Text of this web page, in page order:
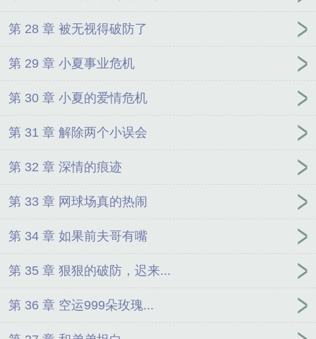
第 28 章 被无视得破防了
第 29 章 小夏事业危机
第 30 章 小夏的爱情危机
第 31 章 解除两个小误会
第 32 章 深情的痕迹
第 33 章 网球场真的热闹
第 34 章 如果前夫哥有嘴
第 35 章 狠狠的破防，迟来...
第 36 章 空运999朵玫瑰...